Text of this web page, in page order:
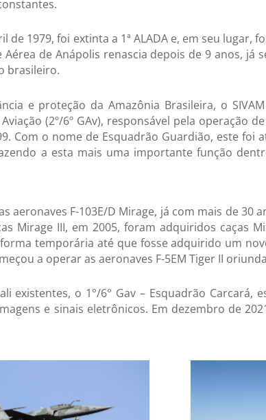
1979, foi extinta a 1ª ALADA e, em seu lugar,
Aérea de Anápolis renascia depois de 9 anos, já
brasileiro.
e proteção da Amazônia Brasileira, o
(2º/6º GAv), responsável pela operação
Com o nome de Esquadrão Guardião, este foi
a esta mais uma importante função
aeronaves F-103E/D Mirage, já com mais de 30
Mirage III, em 2005, foram adquiridos caças
temporária até que fosse adquirido um
a operar as aeronaves F-5EM Tiger II
existentes, o 1°/6° Gav – Esquadrão Carcará,
e sinais eletrônicos. Em dezembro de